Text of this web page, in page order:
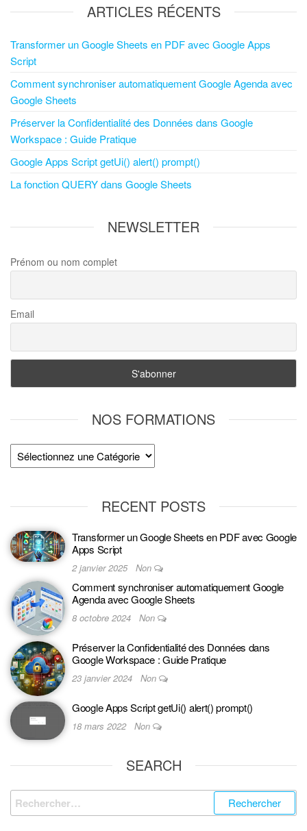
ARTICLES RÉCENTS
Transformer un Google Sheets en PDF avec Google Apps
Script
Comment synchroniser automatiquement Google Agenda avec
Google Sheets
Préserver la Confidentialité des Données dans Google
Workspace : Guide Pratique
Google Apps Script getUi() alert() prompt()
La fonction QUERY dans Google Sheets
NEWSLETTER
Prénom ou nom complet
Email
NOS FORMATIONS
RECENT POSTS
Transformer un Google Sheets en PDF avec Google
Apps Script
2 janvier 2025 Non
Comment synchroniser automatiquement Google
Agenda avec Google Sheets
8 octobre 2024 Non
Préserver la Confidentialité des Données dans
Google Workspace : Guide Pratique
23 janvier 2024 Non
Google Apps Script getUi() alert() prompt()
18 mars 2022 Non
SEARCH